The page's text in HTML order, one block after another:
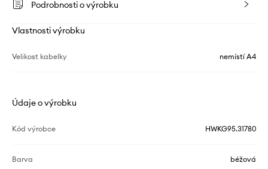
Podrobnosti o výrobku
Vlastnosti výrobku
Velikost kabelky nemístí A4
Údaje o výrobku
Kód výrobce HWKG95.31780
Barva béžová